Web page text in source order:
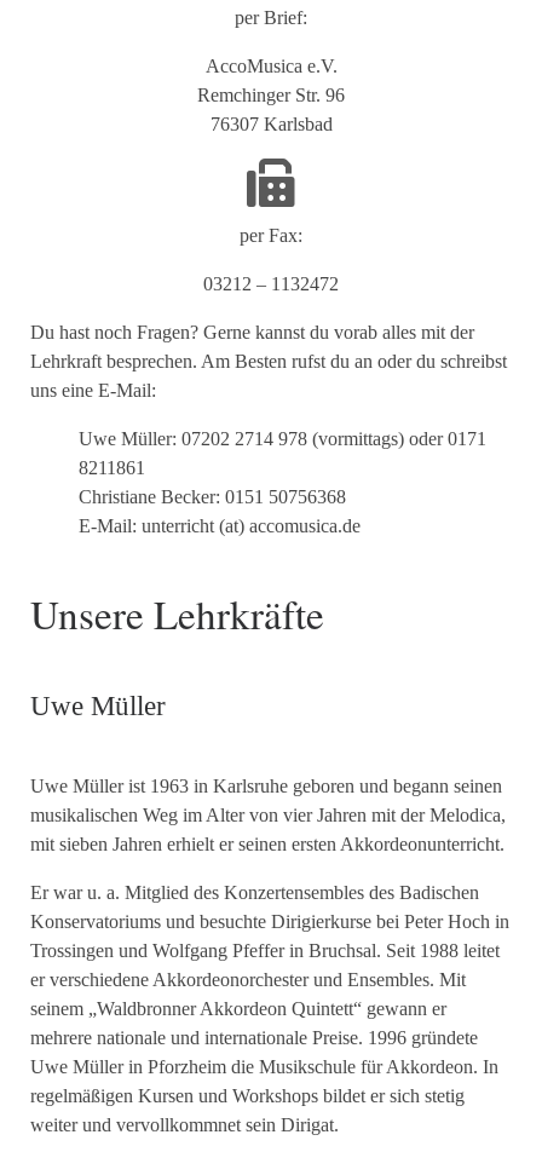
per Brief:
AccoMusica e.V.
Remchinger Str. 96
76307 Karlsbad
per Fax:
03212 – 1132472
Du hast noch Fragen? Gerne kannst du vorab alles mit der
Lehrkraft besprechen. Am Besten rufst du an oder du schreibst
uns eine E-Mail:
Uwe Müller: 07202 2714 978 (vormittags) oder 0171
8211861
Christiane Becker: 0151 50756368
E-Mail: unterricht (at) accomusica.de
Unsere Lehrkräfte
Uwe Müller
Uwe Müller ist 1963 in Karlsruhe geboren und begann seinen
musikalischen Weg im Alter von vier Jahren mit der Melodica,
mit sieben Jahren erhielt er seinen ersten Akkordeonunterricht.
Er war u. a. Mitglied des Konzertensembles des Badischen
Konservatoriums und besuchte Dirigierkurse bei Peter Hoch in
Trossingen und Wolfgang Pfeffer in Bruchsal. Seit 1988 leitet
er verschiedene Akkordeonorchester und Ensembles. Mit
seinem „Waldbronner Akkordeon Quintett“ gewann er
mehrere nationale und internationale Preise. 1996 gründete
Uwe Müller in Pforzheim die Musikschule für Akkordeon. In
regelmäßigen Kursen und Workshops bildet er sich stetig
weiter und vervollkommnet sein Dirigat.